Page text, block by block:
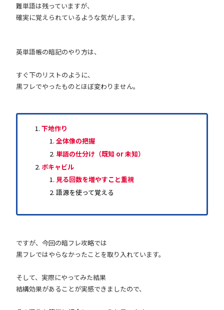
難単語は残っていますが、
確実に覚えられているような気がします。
英単語帳の暗記のやり方は、
すぐ下のリストのように、
黒フレでやったものとほぼ変わりません。
下地作り
全体像の把握
単語の仕分け（既知 or 未知）
ボキャビル
見る回数を増やすこと重視
語源を使って覚える
ですが、今回の暗フレ攻略では
黒フレではやらなかったことを取り入れています。
そして、実際にやってみた結果
結構効果があることが実感できましたので、